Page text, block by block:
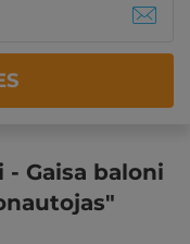
Gaisa baloni